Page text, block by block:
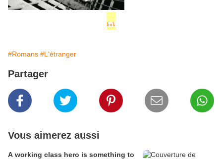
link
#Romans #L'étranger
Partager
Vous aimerez aussi
A working class hero is something to